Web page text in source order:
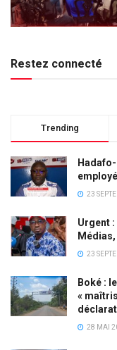
Restez connecté
Trending
23
Urgent
23
Boké :
«
28 MAI